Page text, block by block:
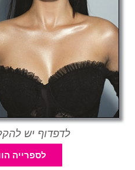
לדפדוף יש
לספרייה